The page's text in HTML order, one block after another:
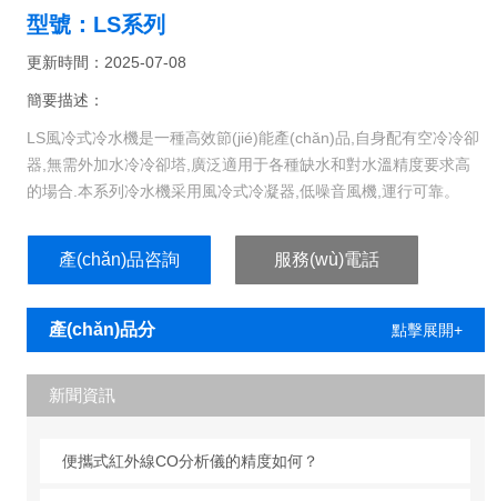
型號：LS系列
更新時間：2025-07-08
簡要描述：
LS風冷式冷水機是一種高效節(jié)能產(chǎn)品,自身配有空冷冷卻
器,無需外加水冷冷卻塔,廣泛適用于各種缺水和對水溫精度要求高
的場合.本系列冷水機采用風冷式冷凝器,低噪音風機,運行可靠。
產(chǎn)品咨詢 服務(wù)電話
產(chǎn)品分
類
點擊展開+
新聞資訊
便攜式紅外線CO分析儀的精度如何？